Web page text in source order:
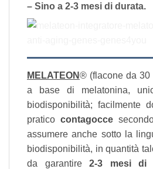
– Sino a 2-3 mesi di durata.
MELATEON® (flacone da 30
a base di melatonina,
biodisponibilità; facilmente
praticocontagocce
assumere anche sotto la
biodisponibilità, in quantità
da garantire2-3 mesi di